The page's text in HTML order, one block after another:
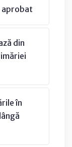
aprobat
din
în